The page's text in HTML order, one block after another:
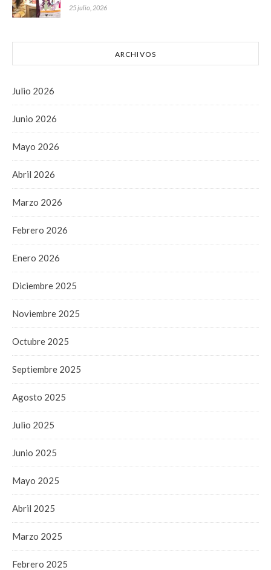
25 julio, 2026
ARCHIVOS
Julio 2026
Junio 2026
Mayo 2026
Abril 2026
Marzo 2026
Febrero 2026
Enero 2026
Diciembre 2025
Noviembre 2025
Octubre 2025
Septiembre 2025
Agosto 2025
Julio 2025
Junio 2025
Mayo 2025
Abril 2025
Marzo 2025
Febrero 2025